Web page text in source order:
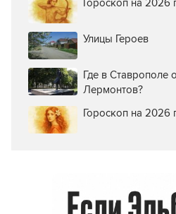
Улицы Героев
Где в Ставрополе
Лермонтов?
Гороскоп на 2026